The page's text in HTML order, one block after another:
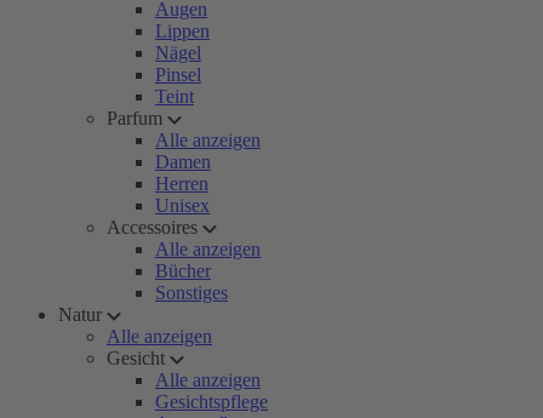
Augen
Lippen
Nägel
Pinsel
Teint
Parfum
Alle anzeigen
Damen
Herren
Unisex
Accessoires
Alle anzeigen
Bücher
Sonstiges
Natur
Alle anzeigen
Gesicht
Alle anzeigen
Gesichtspflege